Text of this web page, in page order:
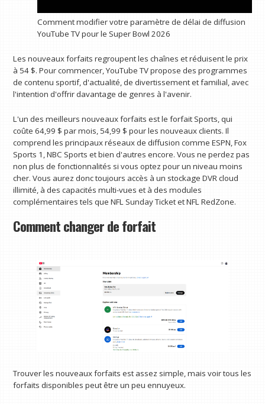
Comment modifier votre paramètre de délai de diffusion
YouTube TV pour le Super Bowl 2026
Les nouveaux forfaits regroupent les chaînes et réduisent le prix
à 54 $. Pour commencer, YouTube TV propose des programmes
de contenu sportif, d'actualité, de divertissement et familial, avec
l'intention d'offrir davantage de genres à l'avenir.
L'un des meilleurs nouveaux forfaits est le forfait Sports, qui
coûte 64,99 $ par mois, 54,99 $ pour les nouveaux clients. Il
comprend les principaux réseaux de diffusion comme ESPN, Fox
Sports 1, NBC Sports et bien d'autres encore. Vous ne perdez pas
non plus de fonctionnalités si vous optez pour un niveau moins
cher. Vous aurez donc toujours accès à un stockage DVR cloud
illimité, à des capacités multi-vues et à des modules
complémentaires tels que NFL Sunday Ticket et NFL RedZone.
Comment changer de forfait
Trouver les nouveaux forfaits est assez simple, mais voir tous les
forfaits disponibles peut être un peu ennuyeux.